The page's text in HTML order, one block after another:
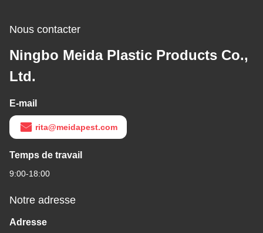
Nous contacter
Ningbo Meida Plastic Products Co.,
Ltd.
E-mail
rita@meidapest.com
Temps de travail
9:00-18:00
Notre adresse
Adresse